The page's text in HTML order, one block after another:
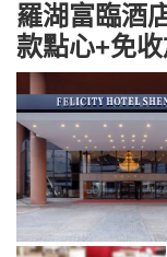
羅湖富臨酒
款點心+免